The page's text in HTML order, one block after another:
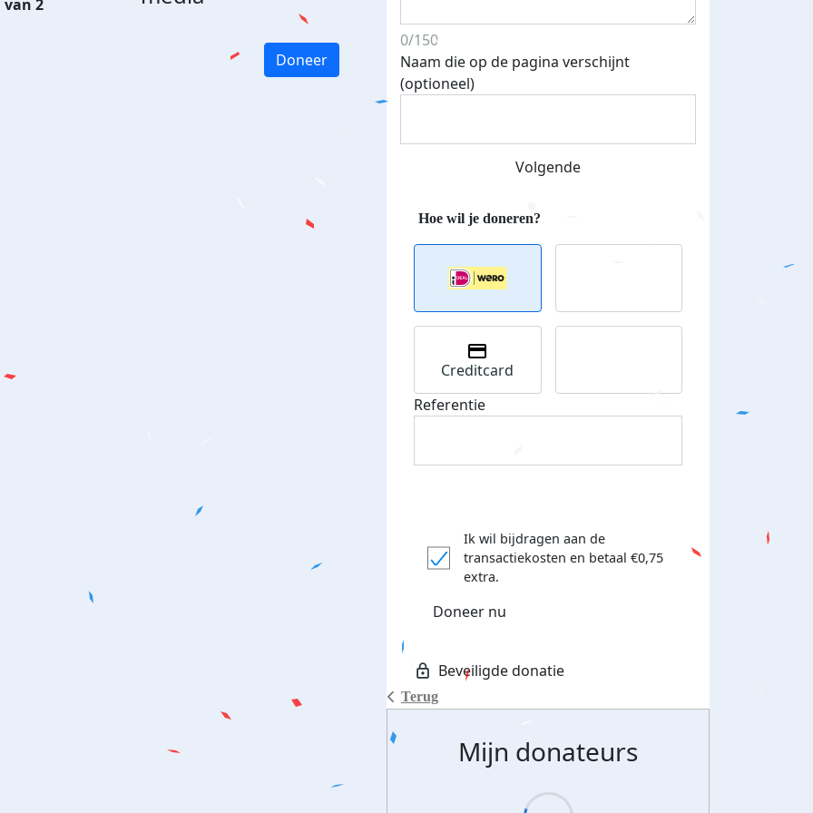
van 2
Doneer
0/150
Naam die op de pagina verschijnt
(optioneel)
Volgende
Terug
Creditcard
Referentie
Ik wil bijdragen aan de
transactiekosten en betaal €0,75
extra.
Doneer nu
Mijn donateurs